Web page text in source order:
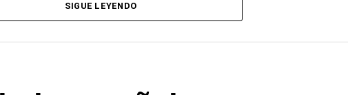
armados interceptó un camión Hino blanco que había
a Lima, pero fue interceptado en el distrito de
SIGUE LEYENDO